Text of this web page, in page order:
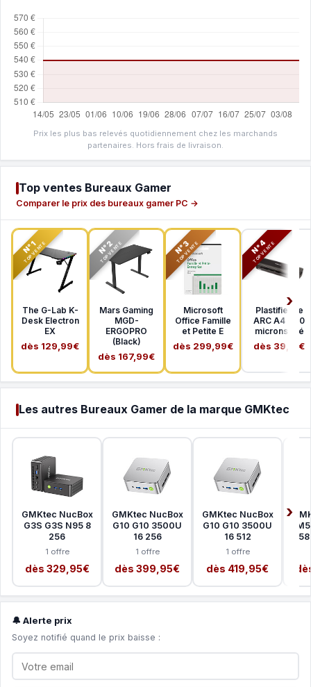
Prix les plus bas relevés quotidiennement chez les marchands
partenaires. Hors frais de livraison.
Top ventes Bureaux Gamer
Comparer le prix des bureaux gamer PC →
N°1
TOP VENTE
The G-Lab K-
Desk Electron
EX
dès 129,99€
N°2
TOP VENTE
Mars Gaming
MGD-
ERGOPRO
(Black)
dès 167,99€
N°3
TOP VENTE
Microsoft
Office Famille
et Petite E
dès 299,99€
N°4
TOP VENTE
Plastifieuse
ARC A4 - 80
microns d'é
dès 39,17€
Les autres Bureaux Gamer de la marque GMKtec
GMKtec NucBox
G3S G3S N95 8
256
1 offre
dès 329,95€
GMKtec NucBox
G10 G10 3500U
16 256
1 offre
dès 399,95€
GMKtec NucBox
G10 G10 3500U
16 512
1 offre
dès 419,95€
🔔 Alerte prix
Soyez notifié quand le prix baisse :